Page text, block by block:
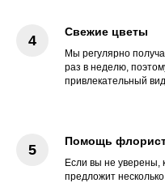
Свежие цветы
Мы регулярно
раз в неделю,
привлекательный вид.
Помощь
Если вы не уверены,
предложит